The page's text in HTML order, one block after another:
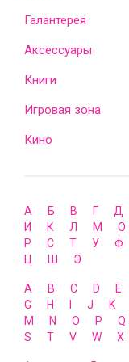
Галантерея
Аксессуары
Книги
Игровая зона
Кино
А Б В Г Д
И
К Л М О
Р
С Т У Ф
Ц
Ш Э
A B C D E
G
H J K
M
N O P Q
S
T V W X